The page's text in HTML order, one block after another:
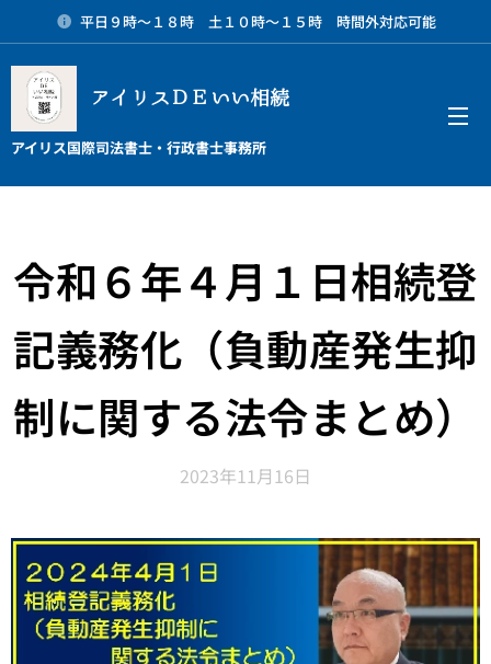
平日９時～１８時 土１０時～１５時 時間外対応可能
アイリスＤＥいい相続
アイリス国際司法書士・行政書士事務所
令和６年４月１日相続登
記義務化（負動産発生抑
制に関する法令まとめ）
2023年11月16日